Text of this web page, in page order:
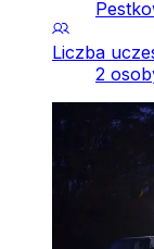
Liczba
2